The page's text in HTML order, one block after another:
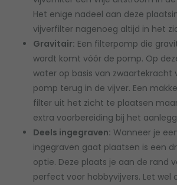
Het enige nadeel aan deze
vijverfilter nagenoeg altijd in het
Gravitair: Een filterpomp die
wordt komt vóór de pomp. Op
water op basis van zwaartekracht
pomp terug in de vijver. Een
filter uit het zicht te plaatsen
extra voorbereiding bij het
Deels ingegraven: Wanneer je
ingegraven gaat plaatsen is een
optie. Deze plaats je aan de rand
perfect voor hobbyvijvers. Let wel